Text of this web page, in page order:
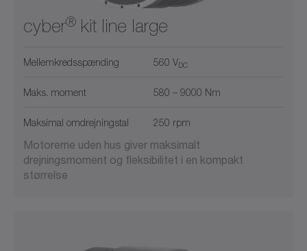
cyber® kit line large
Mellemkredsspænding 560 VDC
Maks. moment 580 – 9000 Nm
Maksimal omdrejningstal 250 rpm
Motorerne uden hus giver maksimalt
drejningsmoment og fleksibilitet i en kompakt
størrelse